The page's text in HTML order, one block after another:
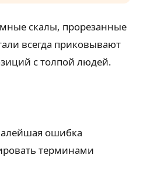
скалы, прорезанные
всегда приковывают
с толпой людей.
ошибка
терминами